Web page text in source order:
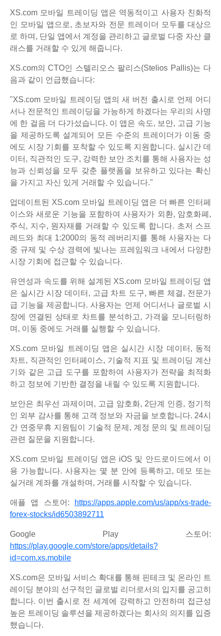
XS.com 모바일 트레이딩 앱은 역동적이고 사용자 친화적
인 모바일 앱으로, 초보자와 전문 트레이더 모두를 대상으
로 하며, 단일 앱에서 계정을 관리하고 글로벌 다중 자산 클
래스를 거래할 수 있게 해줍니다.
XS.com의 CTO인 스텔리오스 팔리스(Stelios Pallis)는 다
음과 같이 언급했습니다:
"XS.com 모바일 트레이딩 앱의 새 버전 출시로 언제 어디
서나 전문적인 트레이딩을 가능하게 하겠다는 우리의 사명
에 한 걸음 더 다가섰습니다. 이 앱은 속도, 보안, 고급 기능
을 제공하도록 설계되어 모든 수준의 트레이더가 이동 중
에도 시장 기회를 포착할 수 있도록 지원합니다. 실시간 데
이터, 직관적인 도구, 강력한 보안 조치를 통해 사용자는 성
능과 신뢰성을 모두 갖춘 플랫폼을 보유하고 있다는 확신
을 가지고 자신 있게 거래할 수 있습니다."
업데이트된 XS.com 모바일 트레이딩 앱은 더 빠른 인터페
이스와 새로운 기능을 포함하여 사용자가 외환, 암호화폐,
주식, 지수, 원자재를 거래할 수 있도록 합니다. 초저 스프
레드와 최대 1:2000의 동적 레버리지를 통해 사용자는 다
중 규제 및 수상 경력에 빛나는 프레임워크 내에서 다양한
시장 기회에 접근할 수 있습니다.
유연성과 속도를 위해 설계된 XS.com 모바일 트레이딩 앱
은 실시간 시장 데이터, 고급 차트 도구, 빠른 체결, 전문가
급 기능을 제공합니다. 사용자는 언제 어디서나 글로벌 시
장에 연결된 상태로 차트를 분석하고, 가격을 모니터링하
며, 이동 중에도 거래를 실행할 수 있습니다.
XS.com 모바일 트레이딩 앱은 실시간 시장 데이터, 동적
차트, 직관적인 인터페이스, 기술적 지표 및 트레이딩 계산
기와 같은 고급 도구를 포함하여 사용자가 전략을 최적화
하고 정보에 기반한 결정을 내릴 수 있도록 지원합니다.
보안은 최우선 과제이며, 고급 암호화, 2단계 인증, 정기적
인 외부 감사를 통해 고객 정보와 자금을 보호합니다. 24시
간 연중무휴 지원팀이 기술적 문제, 계정 문의 및 트레이딩
관련 질문을 지원합니다.
XS.com 모바일 트레이딩 앱은 iOS 및 안드로이드에서 이
용 가능합니다. 사용자는 몇 분 안에 등록하고, 데모 또는
실거래 계좌를 개설하며, 거래를 시작할 수 있습니다.
애플 앱 스토어:
https://apps.apple.com/us/app/xs-trade-
forex-stocks/id6503892711
Google Play 스토어:
https://play.google.com/store/apps/details?
id=com.xs.mobile
XS.com은 모바일 서비스 확대를 통해 핀테크 및 온라인 트
레이딩 분야의 선구적인 글로벌 리더로서의 입지를 공고히
합니다. 이번 출시로 전 세계에 강력하고 안전하며 접근성
높은 트레이딩 솔루션을 제공하겠다는 회사의 의지를 입증
했습니다.